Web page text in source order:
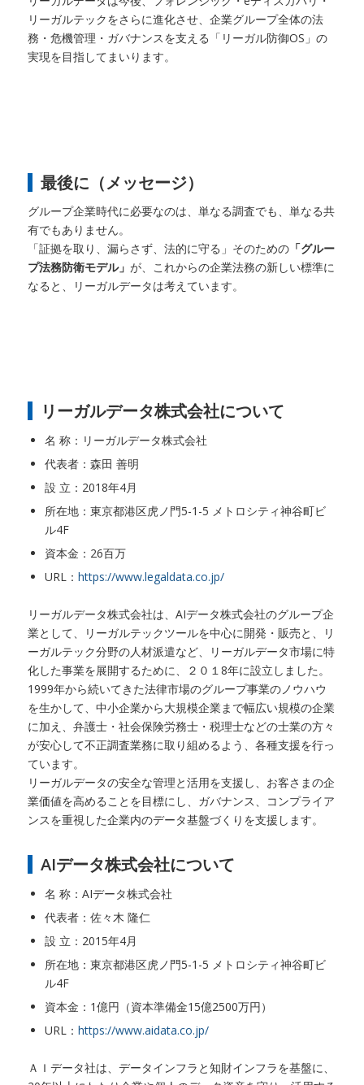
リーガルテックをさらに進化させ、企業グループ全体の法
務・危機管理・ガバナンスを支える「リーガル防御OS」の
実現を目指してまいります。
最後に（メッセージ）
グループ企業時代に必要なのは、単なる調査でも、単なる共
有でもありません。
「証拠を取り、漏らさず、法的に守る」そのための「グルー
プ法務防衛モデル」 が、これからの企業法務の新しい標準に
なると、リーガルデータは考えています。
リーガルデータ株式会社について
名 称：リーガルデータ株式会社
代表者：森田 善明
設 立：2018年4月
所在地：東京都港区虎ノ門5-1-5 メトロシティ神谷町ビ
ル4F
資本金：26百万
URL： https://www.legaldata.co.jp/
リーガルデータ株式会社は、AIデータ株式会社のグループ企
業として、リーガルテックツールを中心に開発・販売と、リ
ーガルテック分野の人材派遣など、リーガルデータ市場に特
化した事業を展開するために、２０１8年に設立しました。
1999年から続いてきた法律市場のグループ事業のノウハウ
を生かして、中小企業から大規模企業まで幅広い規模の企業
に加え、弁護士・社会保険労務士・税理士などの士業の方々
が安心して不正調査業務に取り組めるよう、各種支援を行っ
ています。
リーガルデータの安全な管理と活用を支援し、お客さまの企
業価値を高めることを目標にし、ガバナンス、コンプライア
ンスを重視した企業内のデータ基盤づくりを支援します。
AIデータ株式会社について
名 称：AIデータ株式会社
代表者：佐々木 隆仁
設 立：2015年4月
所在地：東京都港区虎ノ門5-1-5 メトロシティ神谷町ビ
ル4F
資本金：1億円（資本準備金15億2500万円）
URL： https://www.aidata.co.jp/
ＡＩデータ社は、データインフラと知財インフラを基盤に、